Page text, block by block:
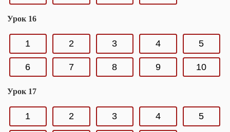
Урок 16
1 2 3 4 5
6 7 8 9 10
Урок 17
1 2 3 4 5